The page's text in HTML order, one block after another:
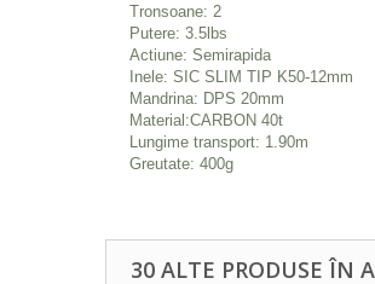
Tronsoane: 2
Putere: 3.5lbs
Actiune: Semirapida
Inele: SIC SLIM TIP K50-12mm
Mandrina: DPS 20mm
Material:CARBON 40t
Lungime transport: 1.90m
Greutate: 400g
30 ALTE PRODUSE ÎN